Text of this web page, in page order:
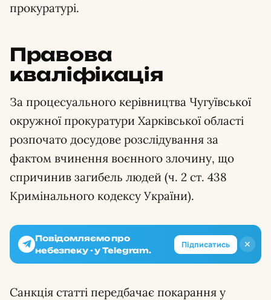
прокуратурі.
Правова
кваліфікація
За процесуального керівництва Чугуївської
окружної прокуратури Харківської області
розпочато досудове розслідування за
фактом вчинення воєнного злочину, що
спричинив загибель людей (ч. 2 ст. 438
Кримінального кодексу України).
✕
Повідомляємо про
небезпеку - у Telegram.
Підписатись
Санкція статті передбачає покарання у